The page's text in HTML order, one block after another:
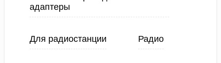
адаптеры
Для радиостанции Радио